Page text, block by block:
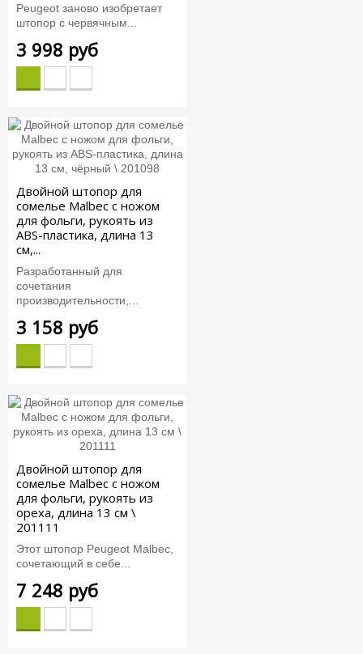
Peugeot заново изобретает
штопор с червячным...
3 998 руб
Двойной штопор для
сомелье Malbec с ножом
для фольги, рукоять из
ABS-пластика, длина 13
см,...
Разработанный для
сочетания
производительности,...
3 158 руб
Двойной штопор для
сомелье Malbec с ножом
для фольги, рукоять из
ореха, длина 13 см \
201111
Этот штопор Peugeot Malbec,
сочетающий в себе...
7 248 руб